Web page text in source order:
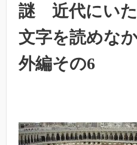
謎 近代にい
文字を読めな
外編その6